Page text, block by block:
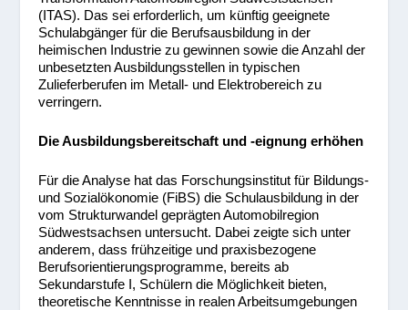
(ITAS). Das sei erforderlich, um künftig geeignete
Schulabgänger für die Berufsausbildung in der
heimischen Industrie zu gewinnen sowie die Anzahl der
unbesetzten Ausbildungsstellen in typischen
Zulieferberufen im Metall- und Elektrobereich zu
verringern.
Die Ausbildungsbereitschaft und -eignung erhöhen
Für die Analyse hat das Forschungsinstitut für Bildungs-
und Sozialökonomie (FiBS) die Schulausbildung in der
vom Strukturwandel geprägten Automobilregion
Südwestsachsen untersucht. Dabei zeigte sich unter
anderem, dass frühzeitige und praxisbezogene
Berufsorientierungsprogramme, bereits ab
Sekundarstufe I, Schülern die Möglichkeit bieten,
theoretische Kenntnisse in realen Arbeitsumgebungen